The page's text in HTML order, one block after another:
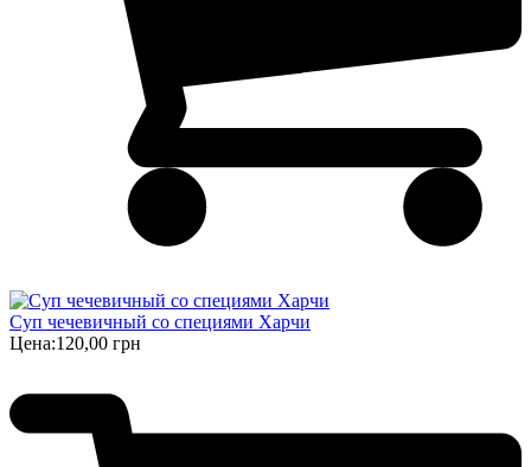
Суп чечевичный со специями Харчи
Цена:120,00 грн